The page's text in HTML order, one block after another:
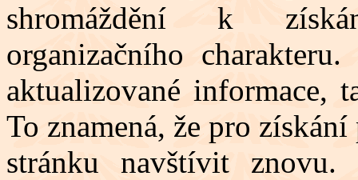
shromáždění k
organizačního
aktualizované informace,
To znamená, že pro
stránku navštívit znovu.